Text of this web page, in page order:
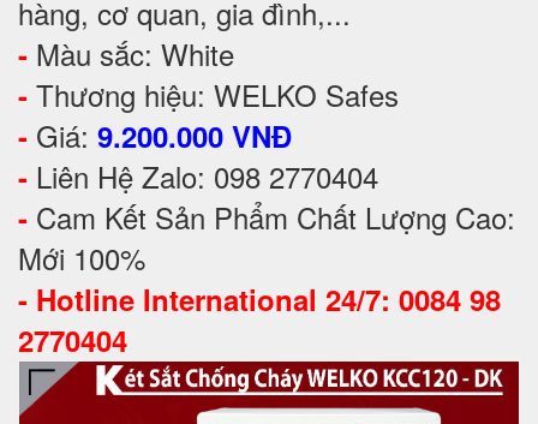
hàng, cơ quan, gia đình,...
- Màu sắc: White
- Thương hiệu: WELKO Safes
- Giá: 9.200.000 VNĐ
- Liên Hệ Zalo: 098 2770404
- Cam Kết Sản Phẩm Chất Lượng Cao:
Mới 100%
- Hotline International 24/7: 0084 98
2770404